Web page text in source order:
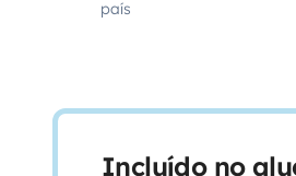
país
Incluído no